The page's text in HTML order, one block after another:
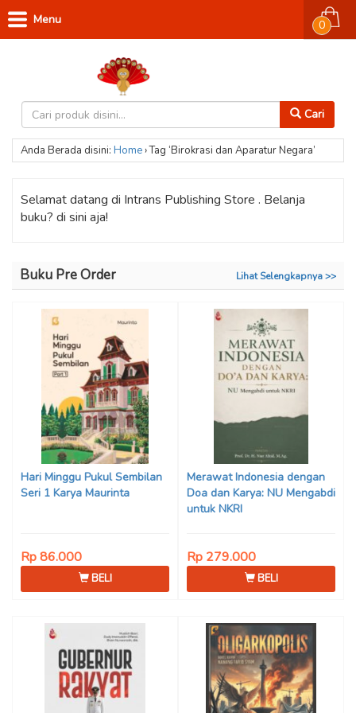
Cari
0
Menu
Anda Berada disini: Home›Tag ‘Birokrasi dan Aparatur Negara’
Selamat datang di Intrans Publishing Store . Belanja
buku? di sini aja!
Buku Pre Order Lihat Selengkapnya >>
Hari Minggu Pukul Sembilan
Seri 1 Karya Maurinta
Rp 86.000
BELI
Merawat Indonesia dengan
Doa dan Karya: NU Mengabdi
untuk NKRI
Rp 279.000
BELI